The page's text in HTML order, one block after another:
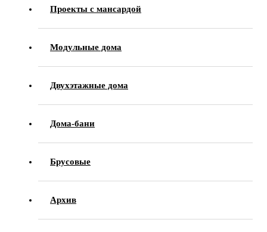
Проекты с мансардой
Модульные дома
Двухэтажные дома
Дома-бани
Брусовые
Архив